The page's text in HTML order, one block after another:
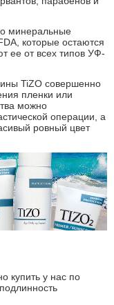
минеральные
которые остаются
ее от всех типов УФ-
TiZO совершенно
пленки или
можно
операции, а
ровный цвет
купить у нас по